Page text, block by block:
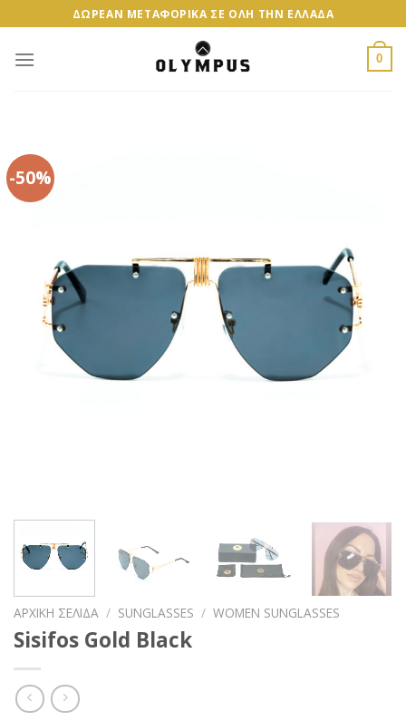
to
content
ΔΩΡΕΑΝ ΜΕΤΑΦΟΡΙΚΑ ΣΕ ΟΛΗ ΤΗΝ ΕΛΛΑΔΑ
0
-50%
ΑΡΧΙΚΉ ΣΕΛΊΔΑ / SUNGLASSES / WOMEN SUNGLASSES
Sisifos Gold Black